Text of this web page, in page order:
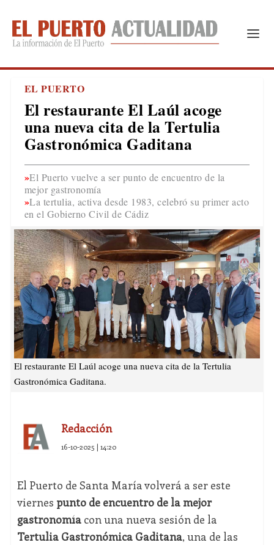
EL PUERTO
El restaurante El Laúl acoge
una nueva cita de la Tertulia
Gastronómica Gaditana
El Puerto vuelve a ser punto de encuentro de la
mejor gastronomía
La tertulia, activa desde 1983, celebró su primer acto
en el Gobierno Civil de Cádiz
El restaurante El Laúl acoge una nueva cita de la Tertulia
Gastronómica Gaditana.
Redacción
16-10-2025 | 14:20
El Puerto de Santa María volverá a ser este
viernes punto de encuentro de la mejor
gastronomíacon una nueva sesión de la
Tertulia Gastronómica Gaditana, una de las